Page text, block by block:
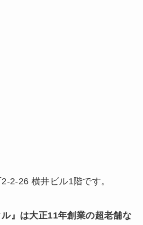
2-26 横井ビル1階です。
ル』は大正11年創業の超老舗な